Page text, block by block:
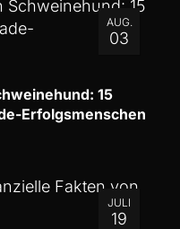
AUG.
03
15
Erfolgsmenschen
JULI
19